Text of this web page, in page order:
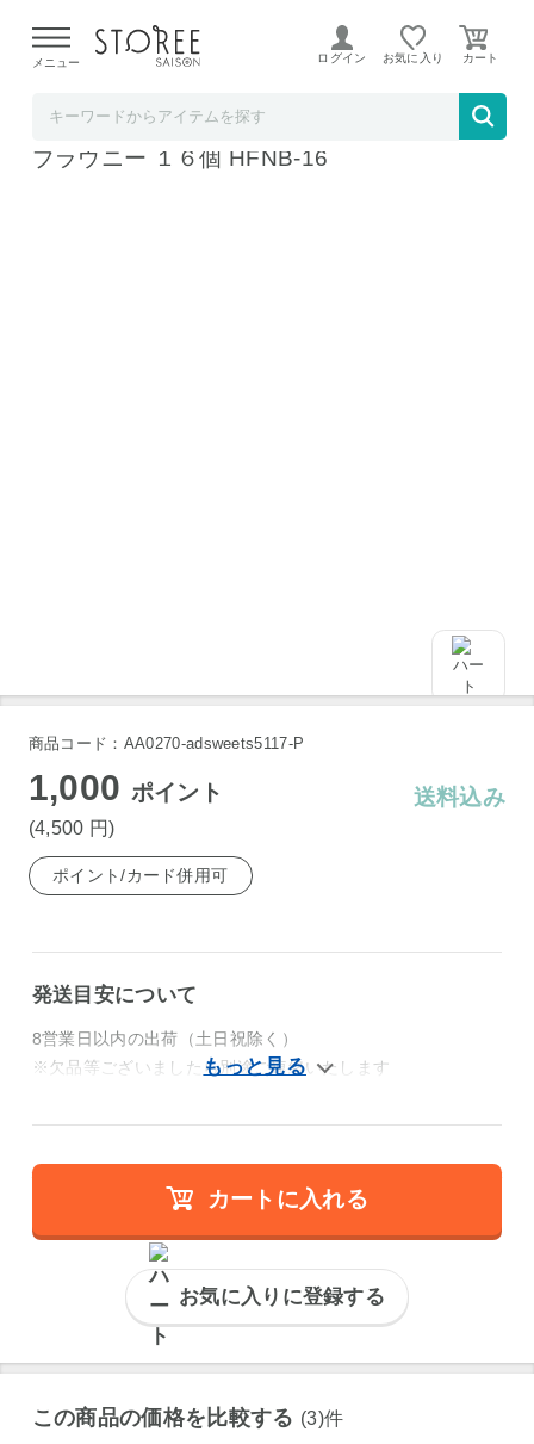
よる配送遅延が発生しております。
メニュー ログイン お気に入り
ホシフルーツ ナッツとドライフルーツの贅沢
ブラウニー １６個 HFNB-16
商品コード：AA0270-adsweets5117-P
1,000 ポイント
(4,500 円)
送料込み
ポイント/カード併用可
発送目安について
8営業日以内の出荷（土日祝除く）
※欠品等ございましたら別途ご連絡いたします
カートに入れる
お気に入りに登録する
この商品の価格を比較する (3)件